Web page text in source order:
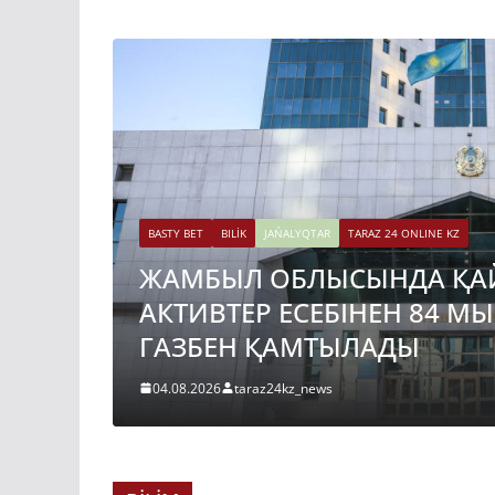
BASTY BET BILİK JAŃALYQTAR TARAZ 24 ONLINE KZ
ЖАМБЫЛ ОБЛЫСЫНДА
АКТИВТЕР ЕСЕБІНЕН 84
ГАЗБЕН ҚАМТЫЛАДЫ
04.08.2026 taraz24kz_news
BASTY BET
TARAZ 24 ONLINE KZ